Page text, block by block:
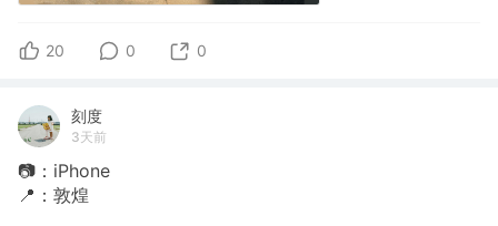
20 0 0
刻度
3天前
📷：iPhone
📍：敦煌